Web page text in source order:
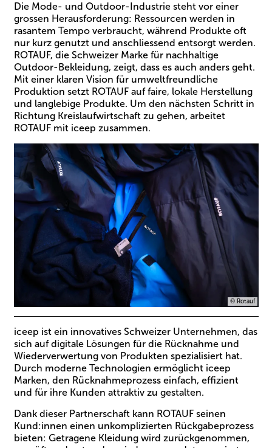
Die Mode- und Outdoor-Industrie steht vor einer
grossen Herausforderung: Ressourcen werden in
rasantem Tempo verbraucht, während Produkte oft
nur kurz genutzt und anschliessend entsorgt werden.
ROTAUF, die Schweizer Marke für nachhaltige
Outdoor-Bekleidung, zeigt, dass es auch anders geht.
Mit einer klaren Vision für umweltfreundliche
Produktion setzt ROTAUF auf faire, lokale Herstellung
und langlebige Produkte. Um den nächsten Schritt in
Richtung Kreislaufwirtschaft zu gehen, arbeitet
ROTAUF mit iceep zusammen.
© Rotauf
iceep ist ein innovatives Schweizer Unternehmen, das
sich auf digitale Lösungen für die Rücknahme und
Wiederverwertung von Produkten spezialisiert hat.
Durch moderne Technologien ermöglicht iceep
Marken, den Rücknahmeprozess einfach, effizient
und für ihre Kunden attraktiv zu gestalten.
Dank dieser Partnerschaft kann ROTAUF seinen
Kund:innen einen unkomplizierten Rückgabeprozess
bieten: Getragene Kleidung wird zurückgenommen,